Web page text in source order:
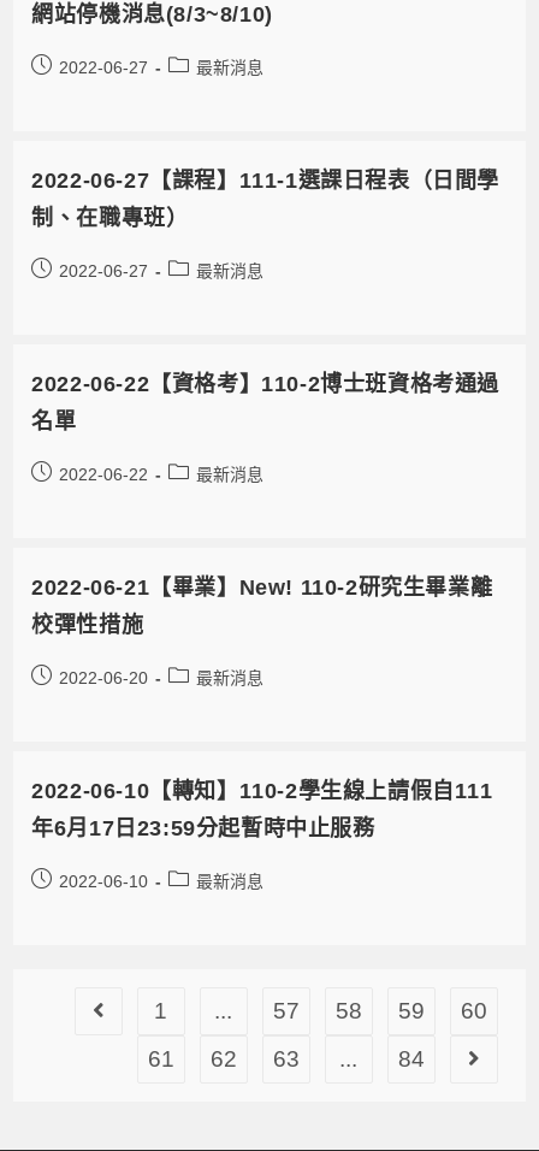
網站停機消息(8/3~8/10)
2022-06-27 最新消息
2022-06-27【課程】111-1選課日程表（日間學
制、在職專班）
2022-06-27 最新消息
2022-06-22【資格考】110-2博士班資格考通過
名單
2022-06-22 最新消息
2022-06-21【畢業】New! 110-2研究生畢業離
校彈性措施
2022-06-20 最新消息
2022-06-10【轉知】110-2學生線上請假自111
年6月17日23:59分起暫時中止服務
2022-06-10 最新消息
1 ... 57 58 59
60
61
62 63 ... 84